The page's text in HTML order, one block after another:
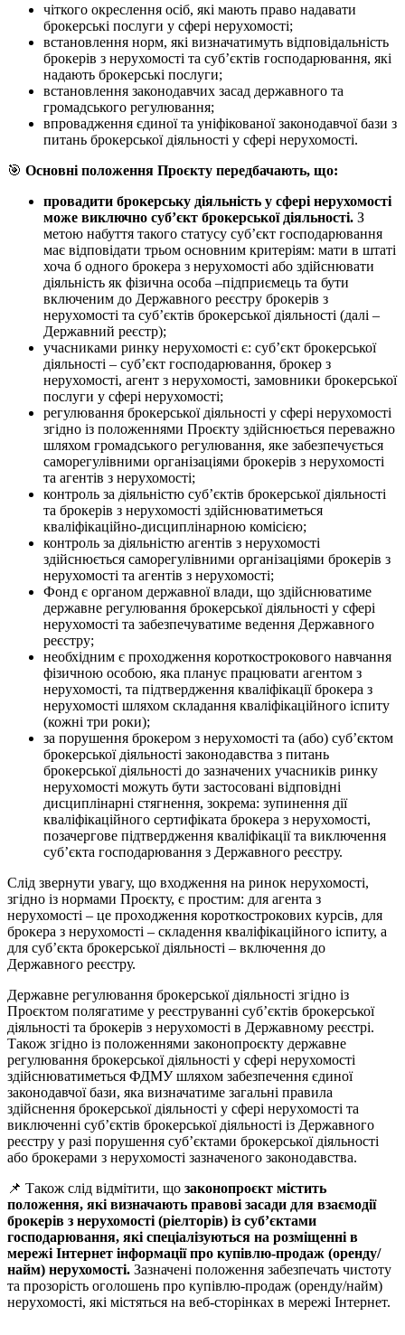
чіткого окреслення осіб, які мають право надавати
брокерські послуги у сфері нерухомості;
встановлення норм, які визначатимуть відповідальність
брокерів з нерухомості та суб’єктів господарювання, які
надають брокерські послуги;
встановлення законодавчих засад державного та
громадського регулювання;
впровадження єдиної та уніфікованої законодавчої бази з
питань брокерської діяльності у сфері нерухомості.
🎯 Основні положення Проєкту передбачають, що:
провадити брокерську діяльність у сфері нерухомості
може виключно суб’єкт брокерської діяльності. З
метою набуття такого статусу суб’єкт господарювання
має відповідати трьом основним критеріям: мати в штаті
хоча б одного брокера з нерухомості або здійснювати
діяльність як фізична особа –підприємець та бути
включеним до Державного реєстру брокерів з
нерухомості та суб’єктів брокерської діяльності (далі –
Державний реєстр);
учасниками ринку нерухомості є: суб’єкт брокерської
діяльності – суб’єкт господарювання, брокер з
нерухомості, агент з нерухомості, замовники брокерської
послуги у сфері нерухомості;
регулювання брокерської діяльності у сфері нерухомості
згідно із положеннями Проєкту здійснюється переважно
шляхом громадського регулювання, яке забезпечується
саморегулівними організаціями брокерів з нерухомості
та агентів з нерухомості;
контроль за діяльністю суб’єктів брокерської діяльності
та брокерів з нерухомості здійснюватиметься
кваліфікаційно-дисциплінарною комісією;
контроль за діяльністю агентів з нерухомості
здійснюється саморегулівними організаціями брокерів з
нерухомості та агентів з нерухомості;
Фонд є органом державної влади, що здійснюватиме
державне регулювання брокерської діяльності у сфері
нерухомості та забезпечуватиме ведення Державного
реєстру;
необхідним є проходження короткострокового навчання
фізичною особою, яка планує працювати агентом з
нерухомості, та підтвердження кваліфікації брокера з
нерухомості шляхом складання кваліфікаційного іспиту
(кожні три роки);
за порушення брокером з нерухомості та (або) суб’єктом
брокерської діяльності законодавства з питань
брокерської діяльності до зазначених учасників ринку
нерухомості можуть бути застосовані відповідні
дисциплінарні стягнення, зокрема: зупинення дії
кваліфікаційного сертифіката брокера з нерухомості,
позачергове підтвердження кваліфікації та виключення
суб’єкта господарювання з Державного реєстру.
Слід звернути увагу, що входження на ринок нерухомості,
згідно із нормами Проєкту, є простим: для агента з
нерухомості – це проходження короткострокових курсів, для
брокера з нерухомості – складення кваліфікаційного іспиту, а
для суб’єкта брокерської діяльності – включення до
Державного реєстру.
Державне регулювання брокерської діяльності згідно із
Проєктом полягатиме у реєструванні суб’єктів брокерської
діяльності та брокерів з нерухомості в Державному реєстрі.
Також згідно із положеннями законопроєкту державне
регулювання брокерської діяльності у сфері нерухомості
здійснюватиметься ФДМУ шляхом забезпечення єдиної
законодавчої бази, яка визначатиме загальні правила
здійснення брокерської діяльності у сфері нерухомості та
виключенні суб’єктів брокерської діяльності із Державного
реєстру у разі порушення суб’єктами брокерської діяльності
або брокерами з нерухомості зазначеного законодавства.
📌 Також слід відмітити, що законопроєкт містить
положення, які визначають правові засади для взаємодії
брокерів з нерухомості (ріелторів) із суб’єктами
господарювання, які спеціалізуються на розміщенні в
мережі Інтернет інформації про купівлю-продаж (оренду/
найм) нерухомості. Зазначені положення забезпечать чистоту
та прозорість оголошень про купівлю-продаж (оренду/найм)
нерухомості, які містяться на веб-сторінках в мережі Інтернет.